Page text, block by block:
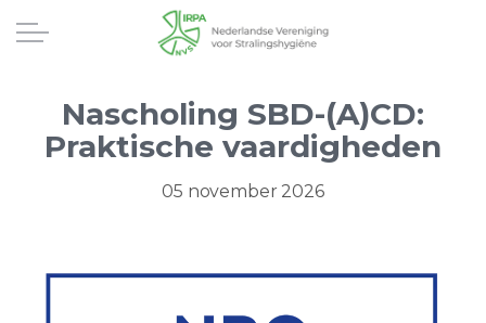
Nascholing SBD-(A)CD:
Praktische vaardigheden
05 november 2026